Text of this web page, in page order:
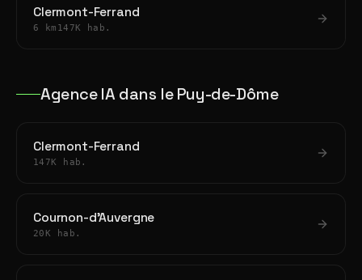
Clermont-Ferrand
6 km 147K hab.
Agence IA dans le Puy-de-Dôme
Clermont-Ferrand
147K hab.
Cournon-d'Auvergne
20K hab.